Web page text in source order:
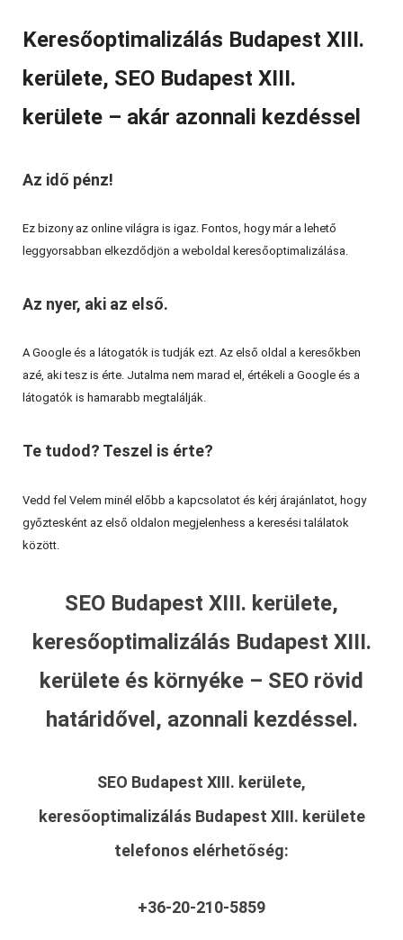
Keresőoptimalizálás Budapest XIII.
kerülete, SEO Budapest XIII.
kerülete – akár azonnali kezdéssel
Az idő pénz!
Ez bizony az online világra is igaz. Fontos, hogy már a lehető
leggyorsabban elkezdődjön a weboldal keresőoptimalizálása.
Az nyer, aki az első.
A Google és a látogatók is tudják ezt. Az első oldal a keresőkben
azé, aki tesz is érte. Jutalma nem marad el, értékeli a Google és a
látogatók is hamarabb megtalálják.
Te tudod? Teszel is érte?
Vedd fel Velem minél előbb a kapcsolatot és kérj árajánlatot, hogy
győztesként az első oldalon megjelenhess a keresési találatok
között.
SEO Budapest XIII. kerülete,
keresőoptimalizálás Budapest XIII.
kerülete és környéke – SEO rövid
határidővel, azonnali kezdéssel.
SEO Budapest XIII. kerülete,
keresőoptimalizálás Budapest XIII. kerülete
telefonos elérhetőség:
+36-20-210-5859